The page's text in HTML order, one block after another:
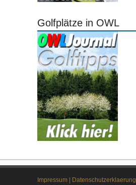
Golfplätze in OWL
Impressum Datenschutzerklaerung